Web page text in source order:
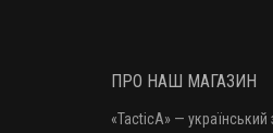
ПРО НАШ МАГАЗИН
«TacticA» — український